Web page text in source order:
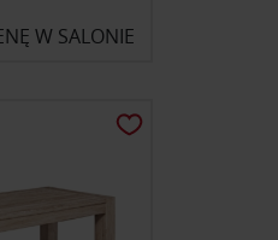
W SALONIE